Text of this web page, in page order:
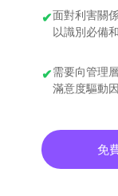
面對利害關
以識別必備
需要向管理
滿意度驅動
免